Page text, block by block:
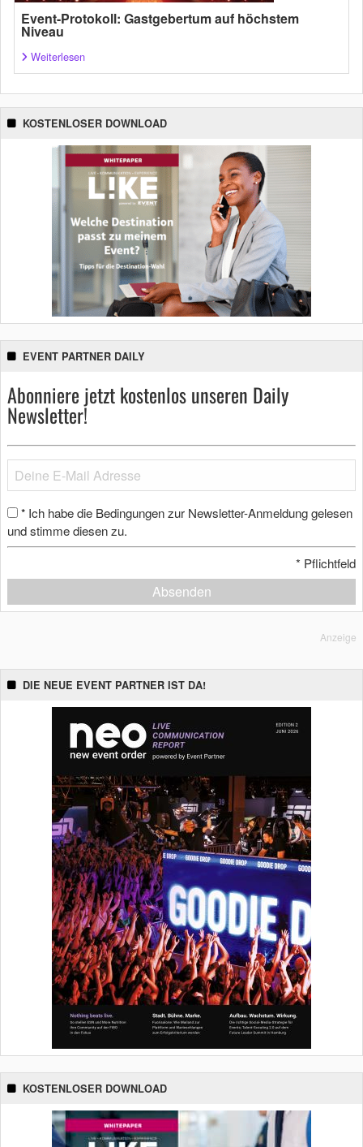
Event-Protokoll: Gastgebertum auf höchstem
Niveau
Weiterlesen
KOSTENLOSER DOWNLOAD
EVENT PARTNER DAILY
Abonniere jetzt kostenlos unseren Daily
Newsletter!
* Ich habe die Bedingungen zur Newsletter-Anmeldung gelesen
und stimme diesen zu.
* Pflichtfeld
Absenden
Anzeige
DIE NEUE EVENT PARTNER IST DA!
KOSTENLOSER DOWNLOAD